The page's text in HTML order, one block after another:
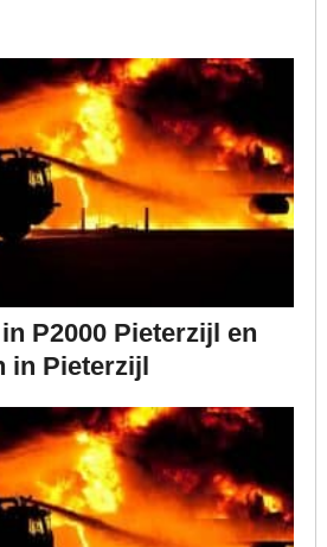
P2000 Pieterzijl en
in Pieterzijl